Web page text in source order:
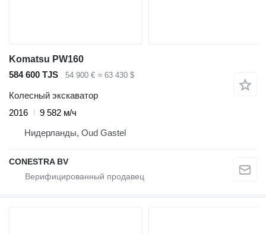
Komatsu PW160
584 600 TJS
54 900 € ≈ 63 430 $
Колесный экскаватор
2016
9 582 м/ч
Нидерланды, Oud Gastel
CONESTRA BV